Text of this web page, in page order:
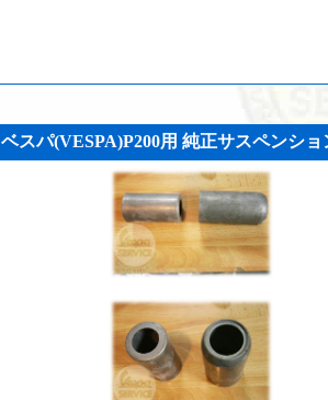
ベスパ(VESPA)P200用 純正サスペンシ